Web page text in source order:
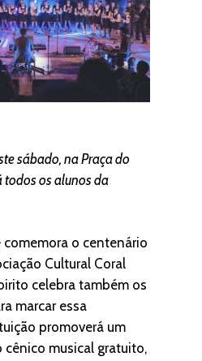
sábado, na Praça do
todos os alunos da
comemora o centenário
Cultural Coral
celebra também os
marcar essa
promoverá um
cênico musical gratuito,